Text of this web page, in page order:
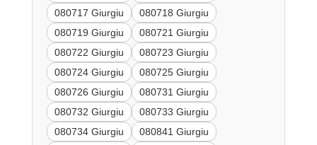
080717 Giurgiu
080718 Giurgiu
080719 Giurgiu
080721 Giurgiu
080722 Giurgiu
080723 Giurgiu
080724 Giurgiu
080725 Giurgiu
080726 Giurgiu
080731 Giurgiu
080732 Giurgiu
080733 Giurgiu
080734 Giurgiu
080841 Giurgiu